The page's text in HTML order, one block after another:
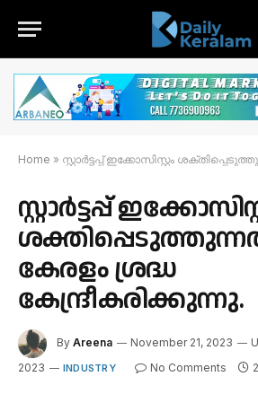
Home » സ്റ്റാർട്ടപ്പ് ഇക്കോസിസ്റ്റം ശക്തിപ്പെടുത്തുന്നതിൽ
സ്റ്റാർട്ടപ്പ്
കേരളം ശ്രദ്ധ
കേന്ദ്രീകരിക്കുന്നു.
By Areena November 21, 2023
2023
INDUSTRY No Comments